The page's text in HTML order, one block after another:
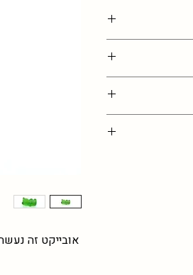
אובייקט זה